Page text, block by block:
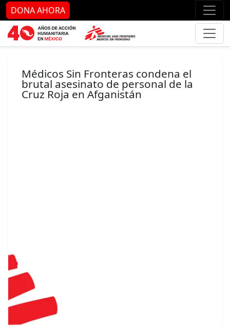
Ir al contenido principal Ir
DONA AHORA
Médicos Sin Fronteras condena el
brutal asesinato de personal de la
Cruz Roja en Afganistán